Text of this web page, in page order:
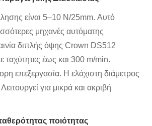
είναι 5–10 N/25mm. Αυτό
μηχανές αυτόματης
διπλής όψης Crown DS512
ταχύτητες έως και 300 m/min.
επεξεργασία. Η ελάχιστη διάμετρος
για μικρά και ακριβή
ποιότητας